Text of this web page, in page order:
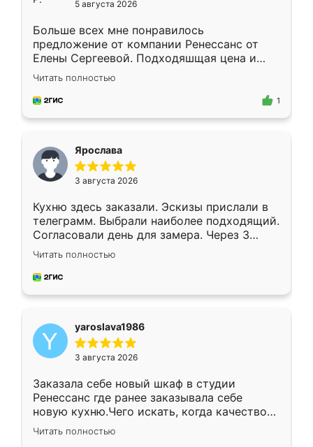
5 августа 2026
Больше всех мне понравилось
предложение от компании Ренессанс от
Елены Сергеевой. Подходяшщая цена и
короткие сроки изготовления. Приехавший
для замера сотрудник Владислав
предложил по моему эскизу самый
Читать полностью
1
Ярослава
3 августа 2026
Кухню здесь заказали. Эскизы прислали в
телеграмм. Выбрали наиболее подходящий.
Согласовали день для замера. Через 3
недели кухня была уже готова. Остались
довольны работой. Спасибо Ренессанс
мебель за качественную работу!
Читать полностью
yaroslava1986
3 августа 2026
Заказала себе новый шкаф в студии
Ренессанс где ранее заказывала себе
новую кухню.Чего искать, когда качеством
вполне довольна. Служит кухня уже почти
два года, нареканий нет.
Читать полностью